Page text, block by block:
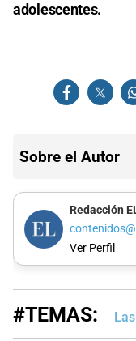
adolescentes.
Sobre el Autor
Redacción
Ver Perfil
#TEMAS: